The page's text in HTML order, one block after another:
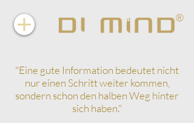
"Eine gute Information bedeutet nicht
nur einen Schritt weiter kommen,
sondern schon den halben Weg hinter
sich haben."